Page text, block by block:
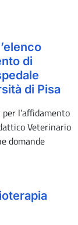
di
di Pisa
l’affidamento
Veterinario
domande